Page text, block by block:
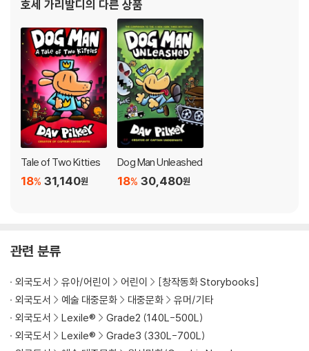
호세 가리발디 의 다른 상품
Tale of Two Kitties
31,140원
18%
Dog Man Unleashed
30,480원
18%
관련 분류
외국도서 유아/어린이 어린이
[창작동화 Storybooks]
외국도서
예술 대중문화 대중문화
유머/기타
외국도서
Lexile®
Grade2 (140L-500L)
외국도서
Lexile®
Grade3 (330L-700L)